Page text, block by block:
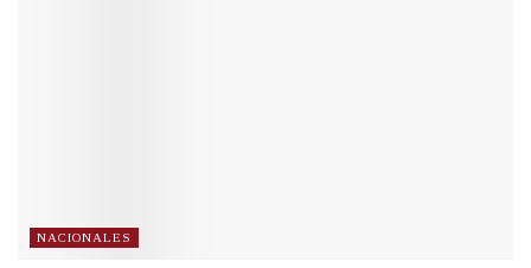
NACIONALES